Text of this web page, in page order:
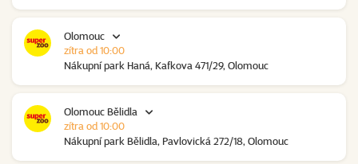
Olomouc
Nákupní park Haná, Kafkova 471/29, Olomouc
zítra od 10:00
Olomouc Bělidla
Nákupní park Bělidla, Pavlovická 272/18, Olomouc
zítra od 10:00